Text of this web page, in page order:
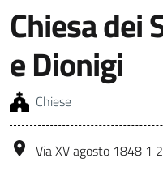
Chiesa dei
e Dionigi
Chiese
Via XV agosto 1848 1